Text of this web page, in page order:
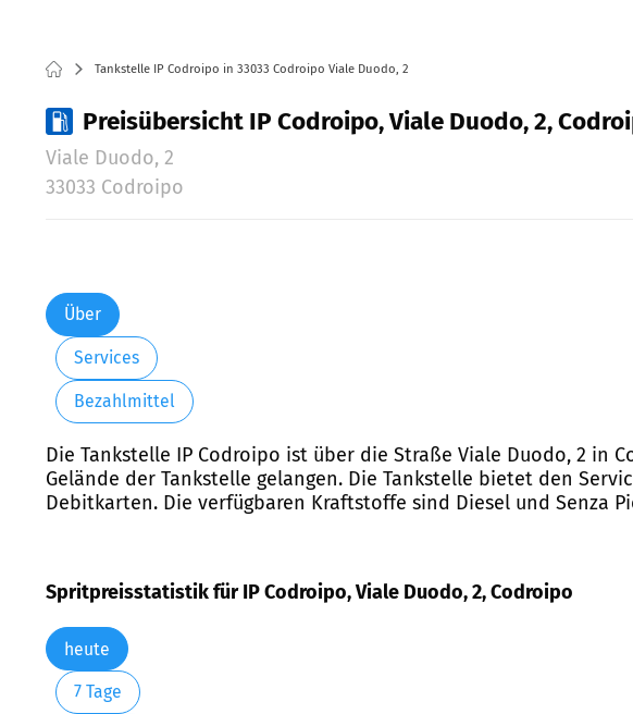
Tankstelle IP Codroipo in 33033 Codroipo Viale Duodo, 2
Preisübersicht IP Codroipo, Viale Duodo, 2,
Viale Duodo, 2
33033 Codroipo
Über
Services
Bezahlmittel
Die Tankstelle IP Codroipo ist über die Straße Viale Duodo, 2 in
Gelände der Tankstelle gelangen. Die Tankstelle bietet den
Debitkarten. Die verfügbaren Kraftstoffe sind Diesel und Senza
Spritpreisstatistik für IP Codroipo, Viale Duodo, 2, Codroipo
heute
7 Tage